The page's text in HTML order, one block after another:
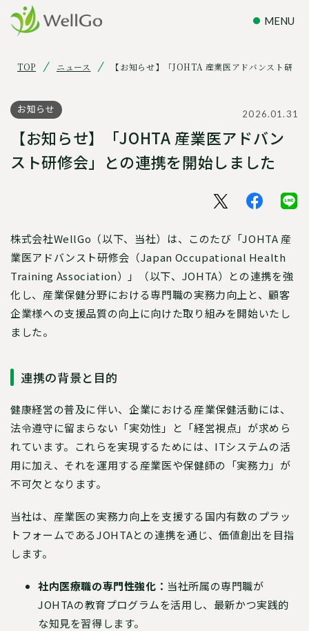
TOP ニュース 【お知らせ】「JOHTA 産業医アドバンスト研修
お知らせ 2026.01.31
【お知らせ】「JOHTA 産業医アドバン
スト研修会」との連携を開始しました
株式会社WellGo（以下、当社）は、このたび「JOHTA 産
業医アドバンスト研修会（Japan Occupational Health
Training Association）」（以下、JOHTA）との連携を強
化し、産業保健分野における専門職の実務力向上と、顧客
企業様への支援品質の向上に向けた取り組みを開始いたし
ました。
連携の背景と目的
健康経営の普及に伴い、企業における産業保健活動には、
法令遵守に留まらない「実効性」と「経営視点」が求めら
れています。これらを実現するためには、ITシステムの活
用に加え、それを運用する産業医や保健師の「実務力」が
不可欠となります。
当社は、産業医の実務力向上を支援する国内有数のプラッ
トフォームであるJOHTAとの連携を通じ、価値創出を目指
します。
社内医療職の専門性強化： 当社所属の専門職が
JOHTAの教育プログラムを活用し、最新かつ実践的
な知見を習得します。